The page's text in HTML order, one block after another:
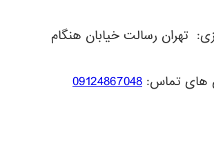
تهران رسالت خیابان هنگام
های تماس: 09124867048